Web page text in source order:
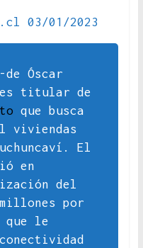
03/01/2023
Óscar
titular de
que busca
viviendas
El
en
del
millones por
que le